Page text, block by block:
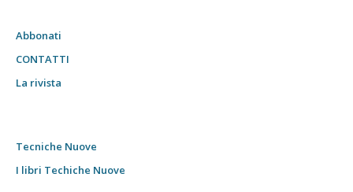
Abbonati
CONTATTI
La rivista
Tecniche Nuove
I libri Techiche Nuove